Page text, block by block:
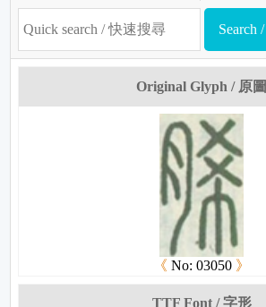
Original Glyph / 原圖
《 No: 03050 》
TTF Font / 字形